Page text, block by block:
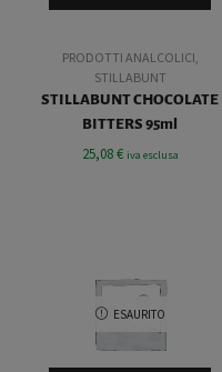
PRODOTTI ANALCOLICI,
STILLABUNT
STILLABUNT CHOCOLATE
BITTERS 95ml
25,08€ iva esclusa
ESAURITO